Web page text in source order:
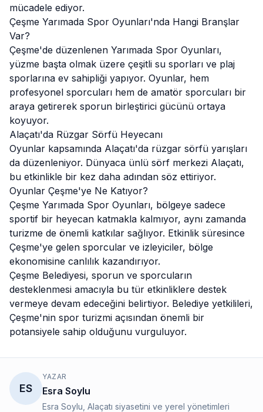
mücadele ediyor.
Çeşme Yarımada Spor Oyunları'nda Hangi Branşlar
Var?
Çeşme'de düzenlenen Yarımada Spor Oyunları,
yüzme başta olmak üzere çeşitli su sporları ve plaj
sporlarına ev sahipliği yapıyor. Oyunlar, hem
profesyonel sporcuları hem de amatör sporcuları bir
araya getirerek sporun birleştirici gücünü ortaya
koyuyor.
Alaçatı'da Rüzgar Sörfü Heyecanı
Oyunlar kapsamında Alaçatı'da rüzgar sörfü yarışları
da düzenleniyor. Dünyaca ünlü sörf merkezi Alaçatı,
bu etkinlikle bir kez daha adından söz ettiriyor.
Oyunlar Çeşme'ye Ne Katıyor?
Çeşme Yarımada Spor Oyunları, bölgeye sadece
sportif bir heyecan katmakla kalmıyor, aynı zamanda
turizme de önemli katkılar sağlıyor. Etkinlik süresince
Çeşme'ye gelen sporcular ve izleyiciler, bölge
ekonomisine canlılık kazandırıyor.
Çeşme Belediyesi, sporun ve sporcuların
desteklenmesi amacıyla bu tür etkinliklere destek
vermeye devam edeceğini belirtiyor. Belediye yetkilileri,
Çeşme'nin spor turizmi açısından önemli bir
potansiyele sahip olduğunu vurguluyor.
ES
YAZAR
Esra Soylu
Esra Soylu, Alaçatı siyasetini ve yerel yönetimleri